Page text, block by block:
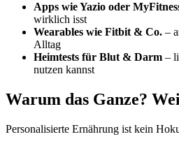
Apps wie Yazio oder
wirklich isst
Wearables wie Fitbit & Co. –
Alltag
Heimtests für Blut & Darm –
nutzen kannst
Warum das Ganze?
Personalisierte Ernährung ist kein